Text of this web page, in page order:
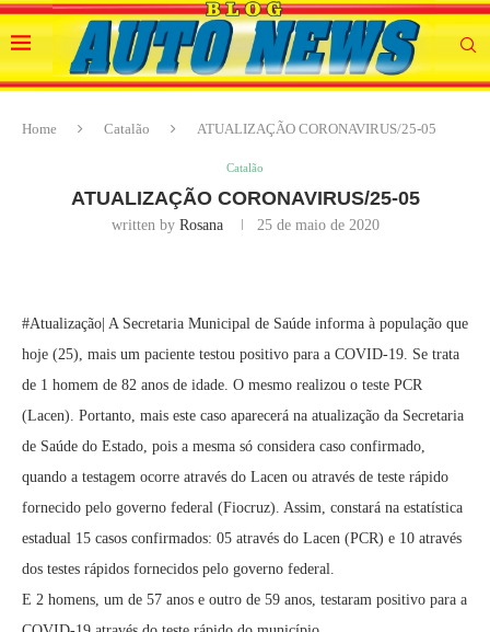
Home Catalão ATUALIZAÇÃO CORONAVIRUS/25-05
Catalão
ATUALIZAÇÃO CORONAVIRUS/25-05
written by Rosana 25 de maio de 2020
#Atualização| A Secretaria Municipal de Saúde informa à população que
hoje (25), mais um paciente testou positivo para a COVID-19. Se trata
de 1 homem de 82 anos de idade. O mesmo realizou o teste PCR
(Lacen). Portanto, mais este caso aparecerá na atualização da Secretaria
de Saúde do Estado, pois a mesma só considera caso confirmado,
quando a testagem ocorre através do Lacen ou através de teste rápido
fornecido pelo governo federal (Fiocruz). Assim, constará na estatística
estadual 15 casos confirmados: 05 através do Lacen (PCR) e 10 através
dos testes rápidos fornecidos pelo governo federal.
E 2 homens, um de 57 anos e outro de 59 anos, testaram positivo para a